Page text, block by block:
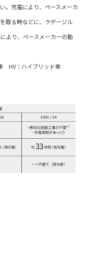
。充電により、ペースメーカ
取る時などに、ラゲージル
より、ペースメーカーの動
HV：ハイブリッド車